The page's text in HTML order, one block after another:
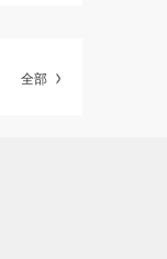
全部